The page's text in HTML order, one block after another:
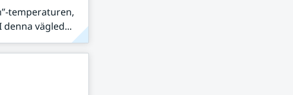
temperaturen,
vägled...